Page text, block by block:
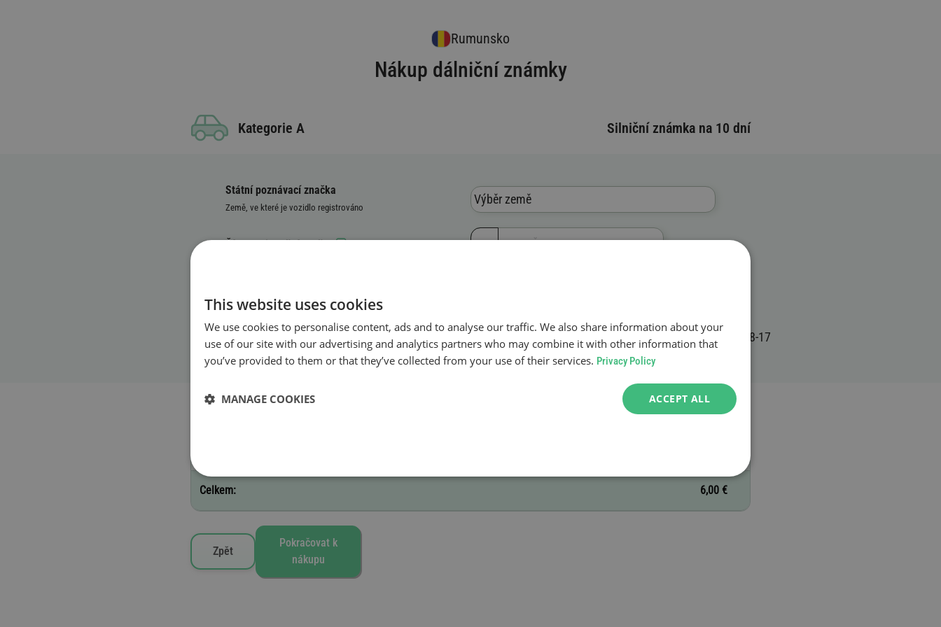
Rumunsko
Nákup dálniční známky
Kategorie A Silniční známka na 10 dní
Státní poznávací značka
Země, ve které je vozidlo registrováno
Výběr země
Číslo registrační značky
Začátek platnosti
Vybrané silniční známky
Celkem: 6,00 €
Zpět
Pokračovat k
nákupu
This website uses cookies
We use cookies to personalise content, ads and to analyse our traffic. We also share information about your
use of our site with our advertising and analytics partners who may combine it with other information that
you’ve provided to them or that they’ve collected from your use of their services. Privacy Policy
ACCEPT ALL
MANAGE COOKIES